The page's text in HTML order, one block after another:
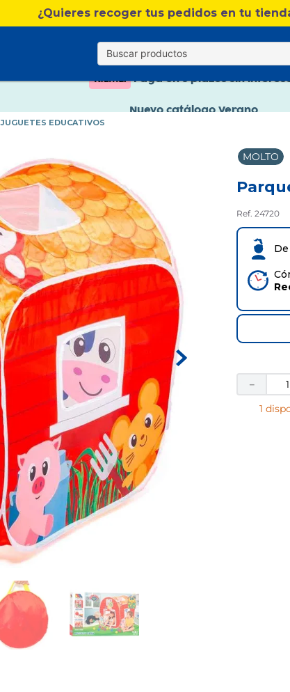
¿Quieres recoger tus pedidos en tu
Paga en 3 plazos sin
JUGUETES EDUCATIVOS
MOLTO
Ref. 24720
－
1